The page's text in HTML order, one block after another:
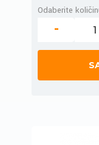
Odaberite
-